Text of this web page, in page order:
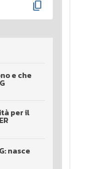
content_copy
e che
per il
nasce